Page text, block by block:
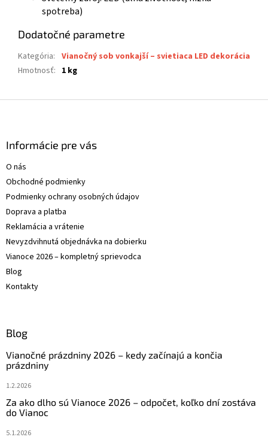
spotreba)
Dodatočné parametre
Kategória: Vianočný sob vonkajší – svietiaca LED dekorácia
Hmotnosť: 1 kg
Informácie pre vás
O nás
Obchodné podmienky
Podmienky ochrany osobných údajov
Doprava a platba
Reklamácia a vrátenie
Nevyzdvihnutá objednávka na dobierku
Vianoce 2026 – kompletný sprievodca
Blog
Kontakty
Blog
Vianočné prázdniny 2026 – kedy začínajú a končia
prázdniny
1.2.2026
Za ako dlho sú Vianoce 2026 – odpočet, koľko dní zostáva
do Vianoc
5.1.2026